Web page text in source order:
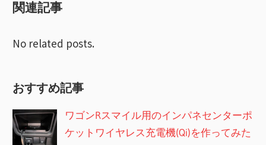
関連記事
No related posts.
おすすめ記事
ワゴンRスマイル用のインパネセンターポ
ケットワイヤレス充電機(Qi)を作ってみた